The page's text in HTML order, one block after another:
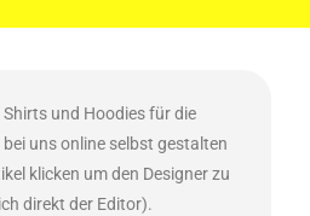
und Hoodies für die
uns online selbst gestalten
klicken um den Designer zu
direkt der Editor).